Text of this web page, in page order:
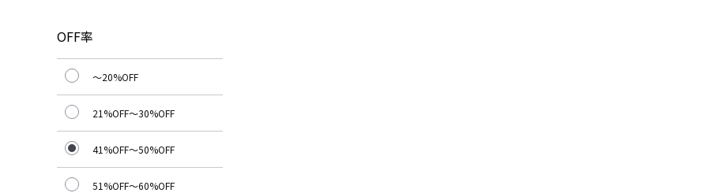
OFF率
～20%OFF
21%OFF～30%OFF
41%OFF～50%OFF
51%OFF～60%OFF